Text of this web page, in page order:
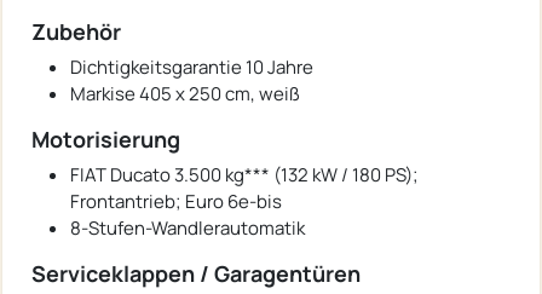
Zubehör
Dichtigkeitsgarantie 10 Jahre
Markise 405 x 250 cm, weiß
Motorisierung
FIAT Ducato 3.500 kg*** (132 kW / 180 PS);
Frontantrieb; Euro 6e-bis
8-Stufen-Wandlerautomatik
Serviceklappen / Garagentüren